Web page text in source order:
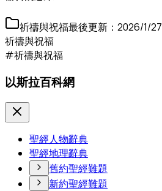
祈禱與祝福最後更新： 2026/1/27
祈禱與祝福
#祈禱與祝福
以斯拉百科網
聖經人物辭典
聖經地理辭典
舊約聖經難題
新約聖經難題